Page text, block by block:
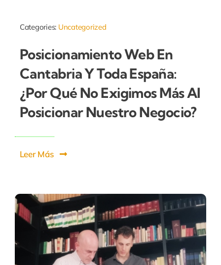
Categories: Uncategorized
Posicionamiento Web En
Cantabria Y Toda España:
¿por Qué No Exigimos Más Al
Posicionar Nuestro Negocio?
Leer Más